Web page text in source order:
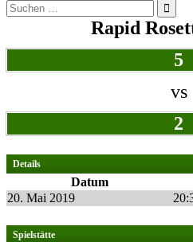
Suchen
nach:
Rapid
5
vs
2
Details
Datum
20. Mai 2019
Spielstätte